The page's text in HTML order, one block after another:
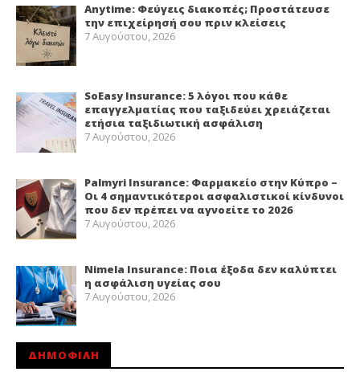
Anytime: Φεύγεις διακοπές; Προστάτευσε
την επιχείρησή σου πριν κλείσεις
7 Αυγούστου, 2026
SoEasy Insurance: 5 λόγοι που κάθε
επαγγελματίας που ταξιδεύει χρειάζεται
ετήσια ταξιδιωτική ασφάλιση
7 Αυγούστου, 2026
Palmyri Insurance: Φαρμακείο στην Κύπρο –
Οι 4 σημαντικότεροι ασφαλιστικοί κίνδυνοι
που δεν πρέπει να αγνοείτε το 2026
7 Αυγούστου, 2026
Nimela Insurance: Ποια έξοδα δεν καλύπτει
η ασφάλιση υγείας σου
7 Αυγούστου, 2026
ΔΗΜΟΦΙΛΗ